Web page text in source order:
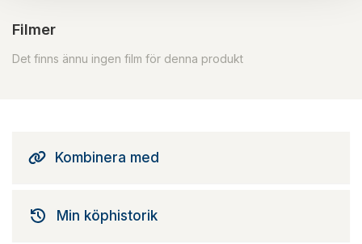
Filmer
Det finns ännu ingen film för denna produkt
Kombinera med
Min köphistorik